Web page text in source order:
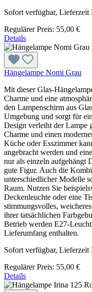
Sofort verfügbar, Lieferzeit
Regulärer Preis: 55,00 €
Details
Hängelampe Nomi Grau
Mit dieser Glas-
Charme und eine
den Lampenschirm aus
Umgebung und sorgt für
Design verleiht der Lampe
Charme und einen
Küche oder Esszimmer
angebracht werden und
nur als einzeln aufgehängt
gute Figur. Auch die
unterschiedlicher Modelle
Raum. Nutzen Sie
Deckenleuchte oder eine
stimmungsvolles,
ihrer tatsächlichen
Betrieb werden E27-
Lieferumfang enthalten.
Sofort verfügbar, Lieferzeit
Regulärer Preis: 55,00 €
Details